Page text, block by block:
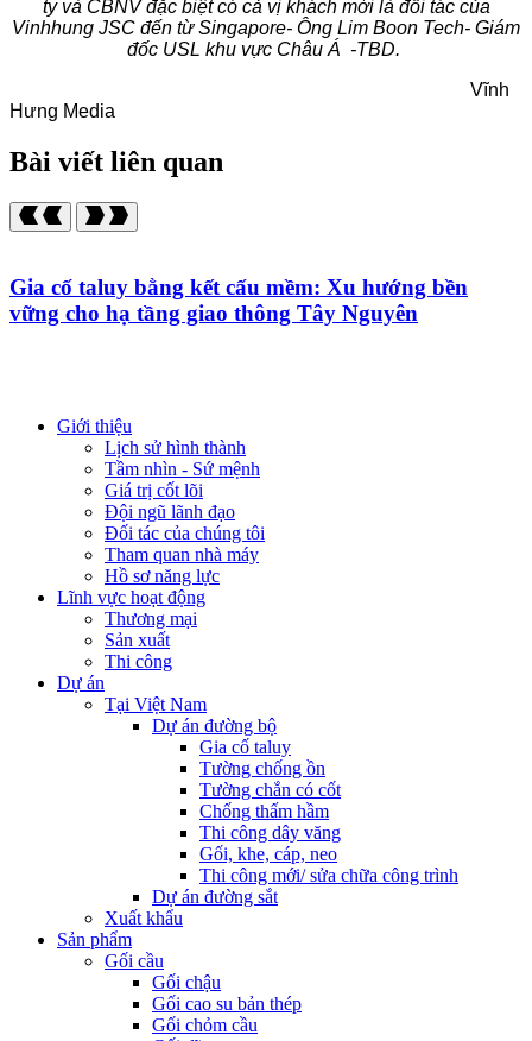
ty và CBNV đặc biệt có cả vị khách mời là đối tác của
Vinhhung JSC đến từ Singapore- Ông Lim Boon Tech- Giám
đốc USL khu vực Châu Á -TBD.
Vĩnh
Hưng Media
Bài viết liên quan
Gia cố taluy bằng kết cấu mềm: Xu hướng bền
vững cho hạ tầng giao thông Tây Nguyên
Giới thiệu
Lịch sử hình thành
Tầm nhìn - Sứ mệnh
Giá trị cốt lõi
Đội ngũ lãnh đạo
Đối tác của chúng tôi
Tham quan nhà máy
Hồ sơ năng lực
Lĩnh vực hoạt động
Thương mại
Sản xuất
Thi công
Dự án
Tại Việt Nam
Dự án đường bộ
Gia cố taluy
Tường chống ồn
Tường chắn có cốt
Chống thấm hầm
Thi công dây văng
Gối, khe, cáp, neo
Thi công mới/ sửa chữa công trình
Dự án đường sắt
Xuất khẩu
Sản phẩm
Gối cầu
Gối chậu
Gối cao su bản thép
Gối chỏm cầu